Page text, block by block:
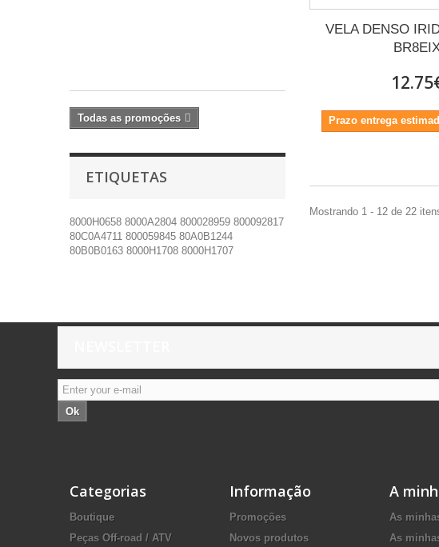
Todas as promoções
ETIQUETAS
8000H0658 8000A2804 800028959 800092817
80C0A4711 800059845 80A0B1244
80B0B0163 8000H1708 8000H1707
VELA DENSO
Prazo entrega
Mostrando 1 - 12 de 22
Ok
Categorias
Boutique
Peças Off-road / ATV
Informação
Promoções
Novos produtos
A
As
As